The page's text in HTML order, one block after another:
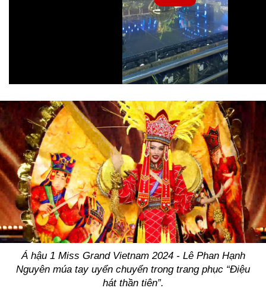
Á hậu 1 Miss Grand Vietnam 2024 - Lê Phan Hạnh
Nguyên múa tay uyển chuyển trong trang phục “Điệu
hát thần tiên”.